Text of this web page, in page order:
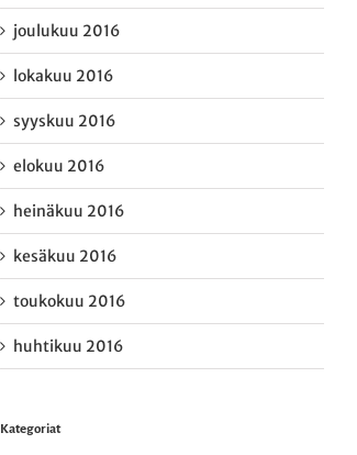
joulukuu 2016
lokakuu 2016
syyskuu 2016
elokuu 2016
heinäkuu 2016
kesäkuu 2016
toukokuu 2016
huhtikuu 2016
Kategoriat